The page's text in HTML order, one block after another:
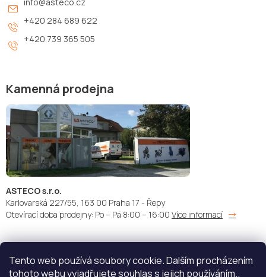
Tento web používá soubory cookie. Dalším procházením
tohoto webu vyjadřujete souhlas s jejich používáním..
+420 284 689 622
+420 739 365 505
Kamenná prodejna
ASTECO s.r.o.
Karlovarská 227/55, 163 00 Praha 17 - Řepy
Otevírací doba prodejny: Po – Pá 8:00 – 16:00 Více informací
Doprava: Platba: